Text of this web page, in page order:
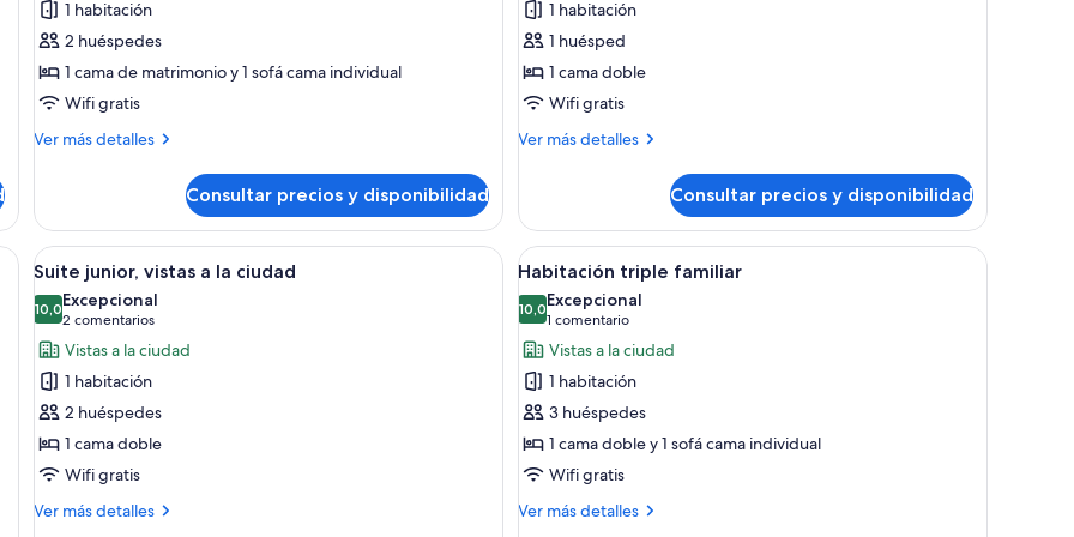
Habitación
Premium
1 habitación
2 huéspedes
1 cama de matrimonio y 1 sofá cama individual
Wifi gratis
Ver más detalles
Más
Premium
Consultar precios y disponibilidad
Habitación
Business
individual
1 habitación
1 huésped
1 cama doble
Wifi gratis
Ver más detalles
Más
Business
individual
Consultar precios y disponibilidad
con una cama grande, una mesita de noche de madera, un escritorio y una silla.
Abrir
todas
las
fotos
de
Suite
junior,
vistas
a
la
Una habitación de hotel moderna con una cama, una mesita pequeña redonda, un escritorio y una silla.
6
Suite junior, vistas a la ciudad
10,010,0 de 10
Excepcional
2 comentarios
(2 comentarios)
Vistas a la ciudad
1 habitación
2 huéspedes
1 cama doble
Wifi gratis
Ver más detalles
Más
Abrir
todas
las
fotos
de
Habitación
triple
familiar
Una habitación de hotel moderna con una
6
Habitación triple familiar
10,010,0 de 10
Excepcional
1 comentario
(1 comentario)
Vistas a la ciudad
1 habitación
3 huéspedes
1 cama doble y 1 sofá cama individual
Wifi gratis
Ver más detalles
Más